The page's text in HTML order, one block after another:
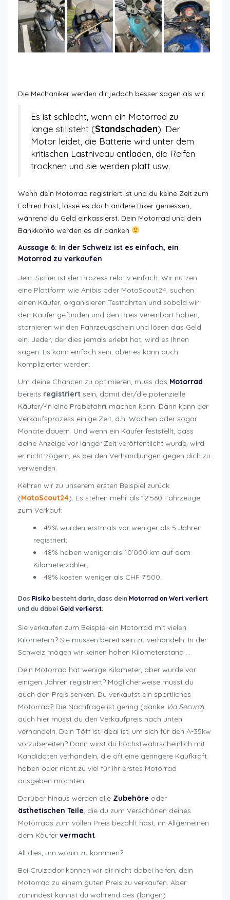
Die Mechaniker werden dir jedoch besser sagen als wir.
Es ist schlecht, wenn ein Motorrad zu
lange stillsteht (Standschaden). Der
Motor leidet, die Batterie wird unter dem
kritischen Lastniveau entladen, die Reifen
trocknen und sie werden platt usw.
Wenn dein Motorrad registriert ist und du keine Zeit zum
Fahren hast, lasse es doch andere Biker geniessen,
während du Geld einkassierst. Dein Motorrad und dein
Bankkonto werden es dir danken
Aussage 6: In der Schweiz ist es einfach, ein
Motorrad zu verkaufen
Jein. Sicher ist der Prozess relativ einfach. Wir nutzen
eine Plattform wie Anibis oder MotoScout24, suchen
einen Käufer, organisieren Testfahrten und sobald wir
den Käufer gefunden und den Preis vereinbart haben,
stornieren wir den Fahrzeugschein und lösen das Geld
ein. Jeder, der dies jemals erlebt hat, wird es Ihnen
sagen. Es kann einfach sein, aber es kann auch
komplizierter werden.
Um deine Chancen zu optimieren, muss das Motorrad
bereits registriert sein, damit der/die potenzielle
Käufer/-in eine Probefahrt machen kann. Dann kann der
Verkaufsprozess einige Zeit, d.h. Wochen oder sogar
Monate dauern. Und wenn ein Käufer feststellt, dass
deine Anzeige vor langer Zeit veröffentlicht wurde, wird
er nicht zögern, es bei den Verhandlungen gegen dich zu
verwenden.
Kehren wir zu unserem ersten Beispiel zurück
(MotoScout24). Es stehen mehr als 12’560 Fahrzeuge
zum Verkauf:
49% wurden erstmals vor weniger als 5 Jahren
registriert;
48% haben weniger als 10’000 km auf dem
Kilometerzähler;
48% kosten weniger als CHF 7’500.
Das Risiko besteht darin, dass dein Motorrad an Wert verliert
und du dabei Geld verlierst.
Sie verkaufen zum Beispiel ein Motorrad mit vielen
Kilometern? Sie müssen bereit sein zu verhandeln. In der
Schweiz mögen wir keinen hohen Kilometerstand …
Dein Motorrad hat wenige Kilometer, aber wurde vor
einigen Jahren registriert? Möglicherweise müsst du
auch den Preis senken. Du verkaufst ein sportliches
Motorrad? Die Nachfrage ist gering (danke Via Secura),
auch hier müsst du den Verkaufpreis nach unten
verhandeln. Dein Töff ist ideal ist, um sich für den A-35kw
vorzubereiten? Dann wirst du höchstwahrscheinlich mit
Kandidaten verhandeln, die oft eine geringere Kaufkraft
haben oder nicht zu viel für ihr erstes Motorrad
ausgeben möchten.
Darüber hinaus werden alle Zubehöre oder
ästhetischen Teile, die du zum Verschönen deines
Motorrads zum vollen Preis bezahlt hast, im Allgemeinen
dem Käufer vermacht.
All dies, um wohin zu kommen?
Bei Cruizador können wir dir nicht dabei helfen, dein
Motorrad zu einem guten Preis zu verkaufen. Aber
zumindest kannst du während des (langen)